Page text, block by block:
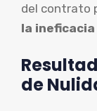
del contrato
la
de